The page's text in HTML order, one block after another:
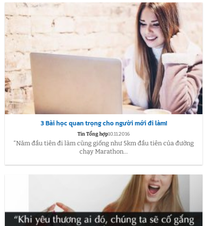
3 Bài học quan trọng cho người mới đi làm!
Tin Tổng hợp10.11.2016
“Năm đầu tiên đi làm cũng giống như 5km đầu tiên của đường
chạy Marathon...